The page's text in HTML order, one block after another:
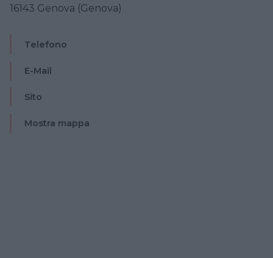
16143 Genova (Genova)
Telefono
E-Mail
Sito
Mostra mappa